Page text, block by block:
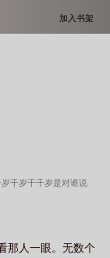
加入书架
岁千岁千千岁是对谁说
千岁千岁千千岁下
那人一眼。无数个